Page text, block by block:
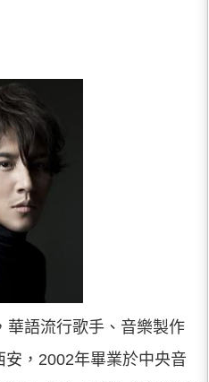
華語流行歌手、音樂製作
，2002年畢業於中央音